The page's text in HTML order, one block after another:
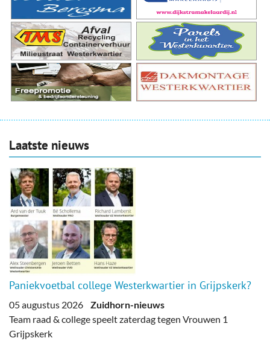
Laatste nieuws
Paniekvoetbal college Westerkwartier in Grijpskerk?
05 augustus 2026 Zuidhorn-nieuws
Team raad & college speelt zaterdag tegen Vrouwen 1
Grijpskerk